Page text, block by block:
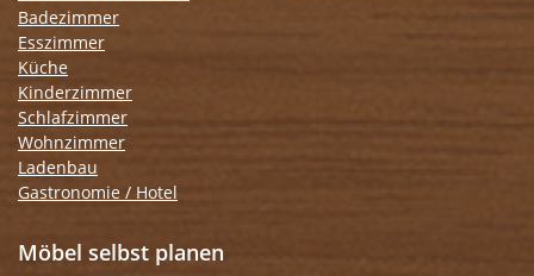
Badezimmer
Esszimmer
Küche
Kinderzimmer
Schlafzimmer
Wohnzimmer
Ladenbau
Gastronomie / Hotel
Möbel selbst planen